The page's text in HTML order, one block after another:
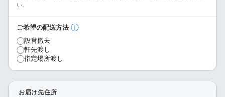
い。
ご希望の配送方法 ⓘ
設営撤去
軒先渡し
指定場所渡し
お届け先住所